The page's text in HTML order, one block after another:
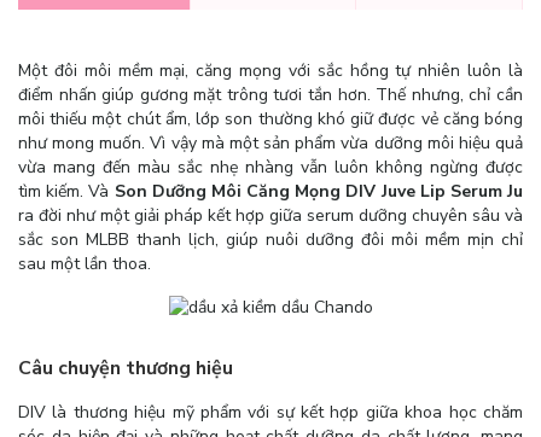
Một đôi môi mềm mại, căng mọng với sắc hồng tự nhiên luôn là
điểm nhấn giúp gương mặt trông tươi tắn hơn. Thế nhưng, chỉ cần
môi thiếu một chút ẩm, lớp son thường khó giữ được vẻ căng bóng
như mong muốn. Vì vậy mà một sản phẩm vừa dưỡng môi hiệu quả
vừa mang đến màu sắc nhẹ nhàng vẫn luôn không ngừng được
tìm kiếm. Và Son Dưỡng Môi Căng Mọng DIV Juve Lip Serum Ju
ra đời như một giải pháp kết hợp giữa serum dưỡng chuyên sâu và
sắc son MLBB thanh lịch, giúp nuôi dưỡng đôi môi mềm mịn chỉ
sau một lần thoa.
Câu chuyện thương hiệu
DIV là thương hiệu mỹ phẩm với sự kết hợp giữa khoa học chăm